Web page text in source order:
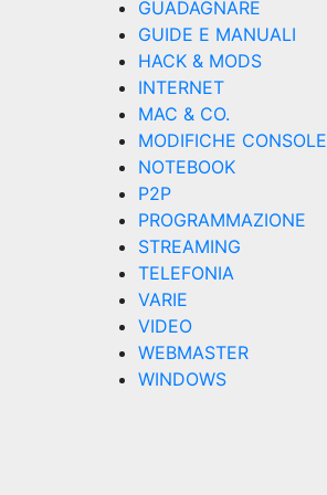
GUADAGNARE
GUIDE E MANUALI
HACK & MODS
INTERNET
MAC & CO.
MODIFICHE CONSOLE
NOTEBOOK
P2P
PROGRAMMAZIONE
STREAMING
TELEFONIA
VARIE
VIDEO
WEBMASTER
WINDOWS